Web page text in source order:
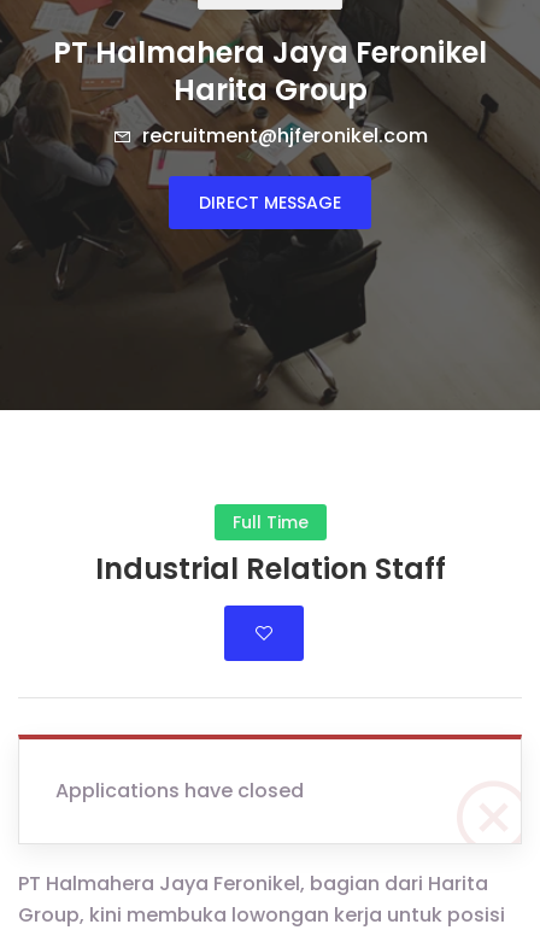
PT Halmahera Jaya Feronikel
Harita Group
recruitment@hjferonikel.com
DIRECT MESSAGE
Full Time
Industrial Relation Staff
Applications have closed
PT Halmahera Jaya Feronikel, bagian dari Harita
Group, kini membuka lowongan kerja untuk posisi